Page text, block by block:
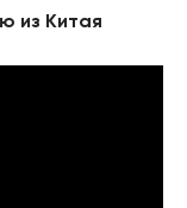
из Китая